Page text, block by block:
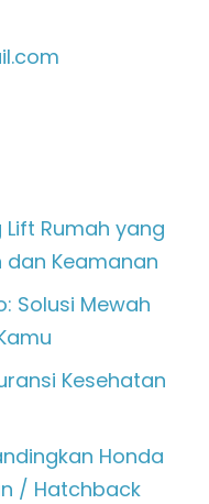
Rumah yang
dan Keamanan
Solusi Mewah
Kesehatan
Honda
/ Hatchback